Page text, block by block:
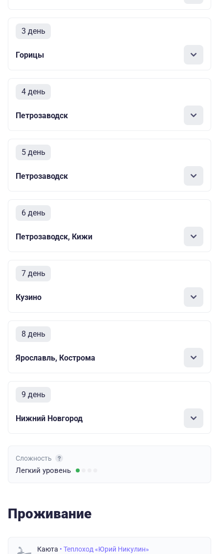
3 день
Горицы
4 день
Петрозаводск
5 день
Петрозаводск
6 день
Петрозаводск, Кижи
7 день
Кузино
8 день
Ярославль, Кострома
9 день
Нижний Новгород
Сложность
Легкий уровень
Проживание
Каюта • Теплоход «Юрий Никулин»